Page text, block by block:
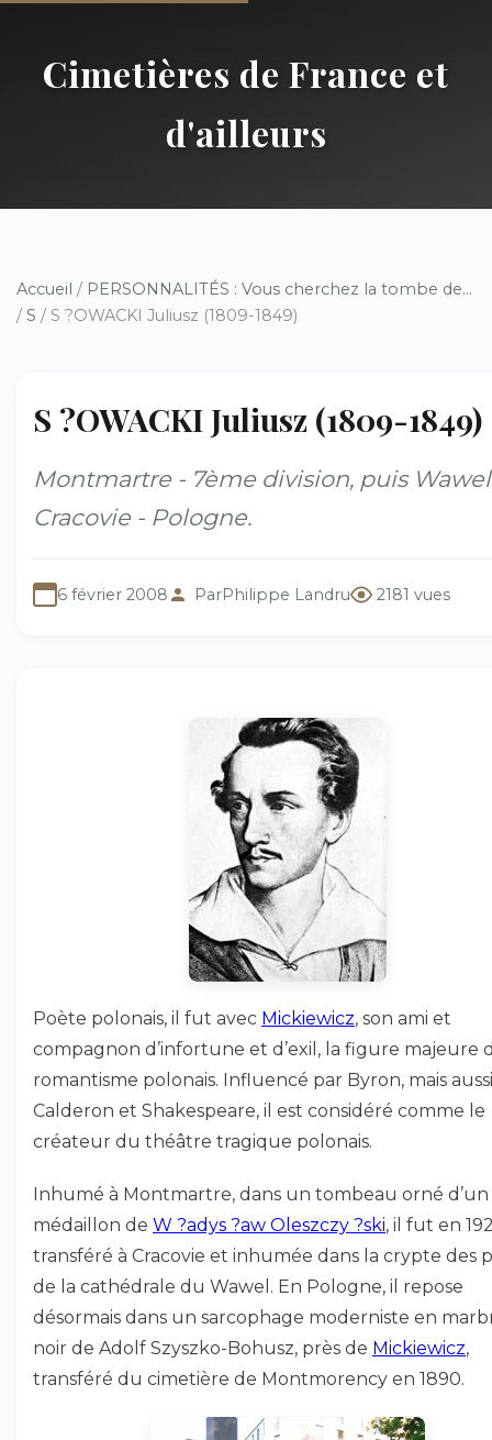
Cimetières de France et
d'ailleurs
Accueil / PERSONNALITÉS : Vous cherchez la tombe de...
/ S / S ?OWACKI Juliusz (1809-1849)
S ?OWACKI Juliusz (1809-1849)
Montmartre - 7ème division, puis
Cracovie - Pologne.
6 février 2008 ParPhilippe Landru 2181 vues
Poète polonais, il fut avec Mickiewicz, son ami et
compagnon d’infortune et d’exil, la figure majeure
romantisme polonais. Influencé par Byron, mais
Calderon et Shakespeare, il est considéré comme le
créateur du théâtre tragique polonais.
Inhumé à Montmartre, dans un tombeau orné d’un
médaillon de W ?adys ?aw Oleszczy ?ski, il fut en
transféré à Cracovie et inhumée dans la crypte des
de la cathédrale du Wawel. En Pologne, il repose
désormais dans un sarcophage moderniste en
noir de Adolf Szyszko-Bohusz, près de Mickiewicz,
transféré du cimetière de Montmorency en 1890.